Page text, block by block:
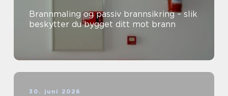
Brannmaling og passiv brannsikring – slik
beskytter du bygget ditt mot brann
30. juni 2026